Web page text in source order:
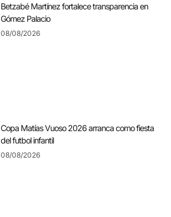
Betzabé Martínez fortalece transparencia en
Gómez Palacio
08/08/2026
Copa Matías Vuoso 2026 arranca como fiesta
del futbol infantil
08/08/2026